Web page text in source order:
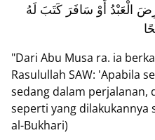
الْعَبْدُ أَوْ سَافَرَ كَتَبَ لَهُ
"Dari Abu Musa ra. ia
Rasulullah SAW: 'Apabila
sedang dalam perjalanan,
seperti yang dilakukannya
al-Bukhari)